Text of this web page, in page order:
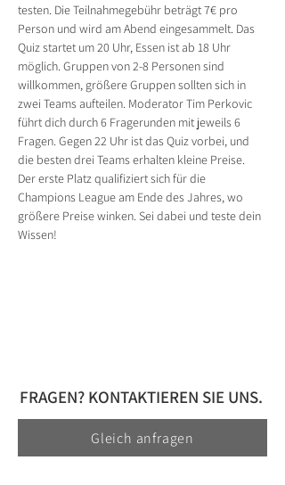
testen. Die Teilnahmegebühr beträgt 7€ pro
Person und wird am Abend eingesammelt. Das
Quiz startet um 20 Uhr, Essen ist ab 18 Uhr
möglich. Gruppen von 2-8 Personen sind
willkommen, größere Gruppen sollten sich in
zwei Teams aufteilen. Moderator Tim Perkovic
führt dich durch 6 Fragerunden mit jeweils 6
Fragen. Gegen 22 Uhr ist das Quiz vorbei, und
die besten drei Teams erhalten kleine Preise.
Der erste Platz qualifiziert sich für die
Champions League am Ende des Jahres, wo
größere Preise winken. Sei dabei und teste dein
Wissen!
FRAGEN? KONTAKTIEREN SIE UNS.
Gleich anfragen